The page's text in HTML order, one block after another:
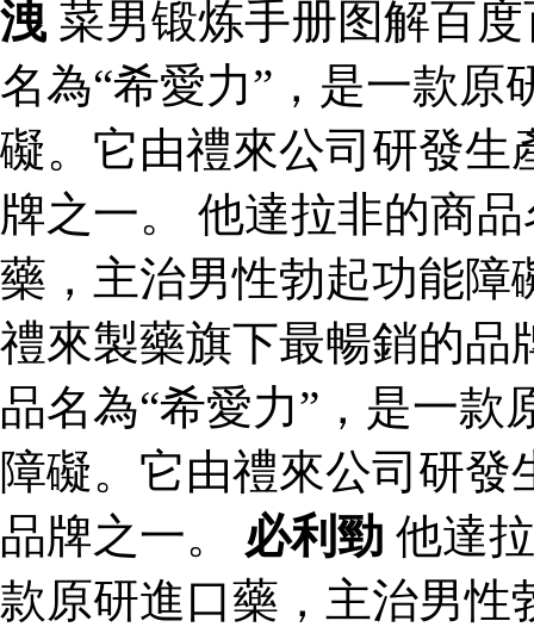
洩 菜男锻炼手册图解百
名為“希愛力”，是一款
礙。它由禮來公司研發生
牌之一。 他達拉非的商
藥，主治男性勃起功能障
禮來製藥旗下最暢銷的品
品名為“希愛力”，是一
障礙。它由禮來公司研
品牌之一。 必利勁 他達
款原研進口藥，主治男性